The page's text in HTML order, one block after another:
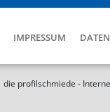
IMPRESSUM
die profilschmiede -